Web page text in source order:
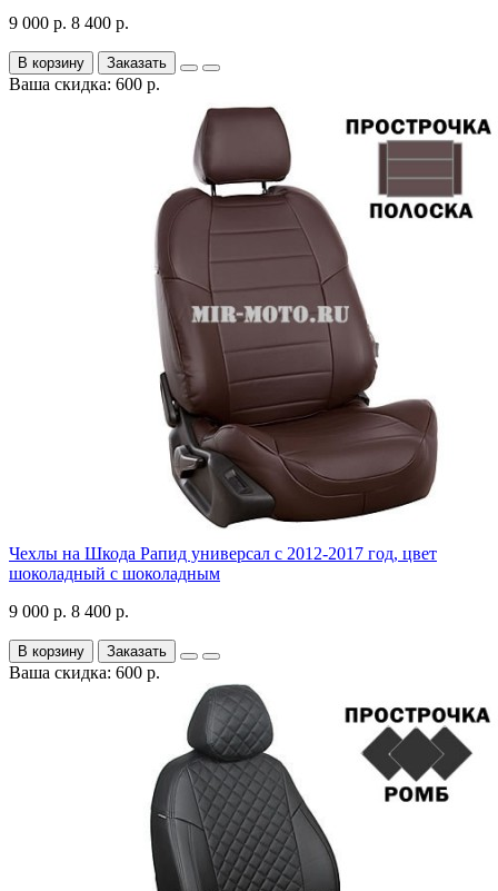
9 000 р. 8 400 р.
В корзину Заказать
Ваша скидка: 600 р.
Чехлы на Шкода Рапид универсал с 2012-2017 год, цвет
шоколадный с шоколадным
9 000 р. 8 400 р.
В корзину Заказать
Ваша скидка: 600 р.